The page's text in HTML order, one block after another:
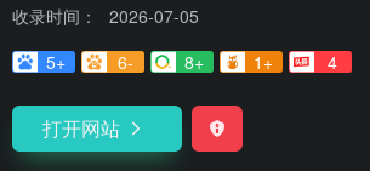
收录时间：
2026-07-05
5+
6- 8+ 1+ 4
打开网站